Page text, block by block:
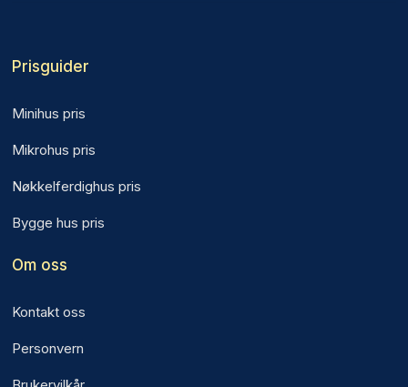
Prisguider
Minihus pris
Mikrohus pris
Nøkkelferdighus pris
Bygge hus pris
Om oss
Kontakt oss
Personvern